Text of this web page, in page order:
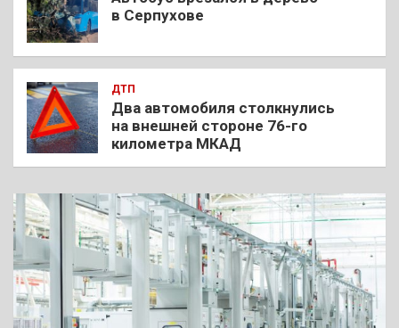
в Серпухове
ДТП
Два автомобиля столкнулись
на внешней стороне 76-го
километра МКАД